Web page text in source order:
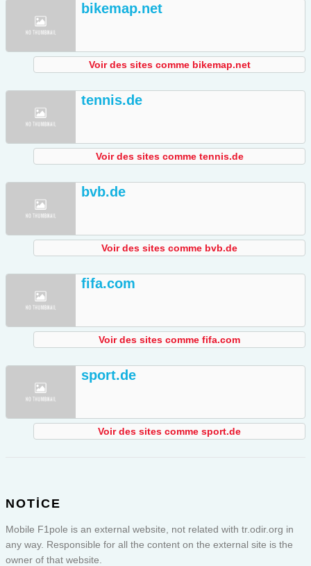
bikemap.net
Voir des sites comme bikemap.net
tennis.de
Voir des sites comme tennis.de
bvb.de
Voir des sites comme bvb.de
fifa.com
Voir des sites comme fifa.com
sport.de
Voir des sites comme sport.de
NOTICE
Mobile F1pole is an external website, not related with tr.odir.org in
any way. Responsible for all the content on the external site is the
owner of that website.